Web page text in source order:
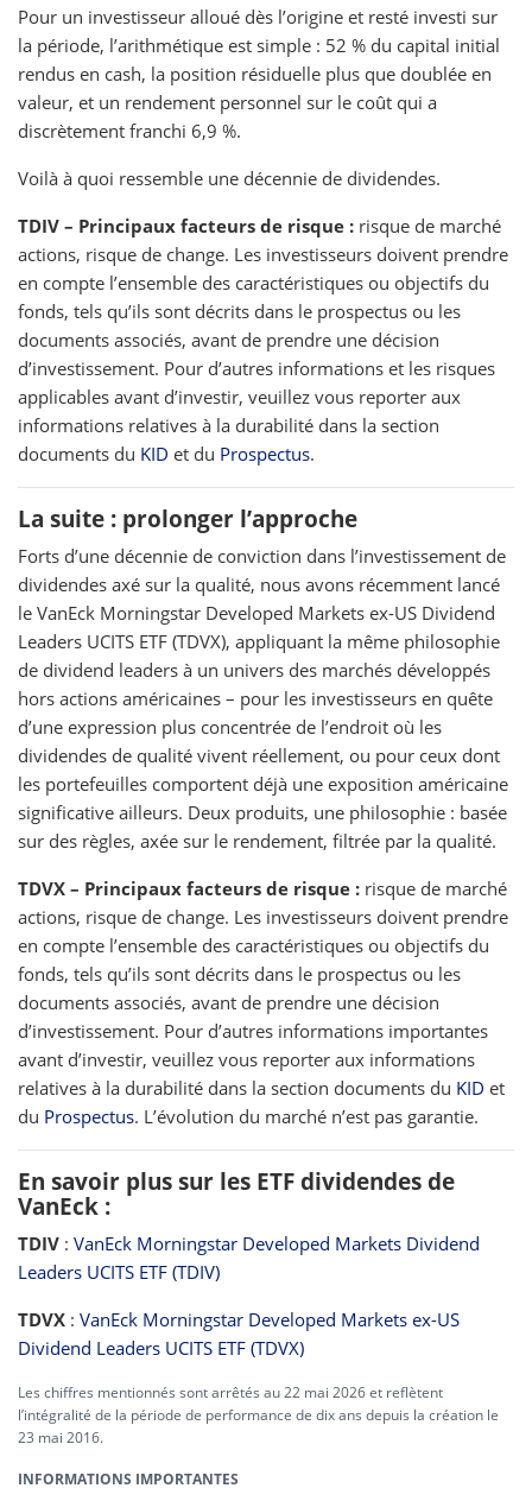
Pour un investisseur alloué dès l’origine et resté investi sur
la période, l’arithmétique est simple : 52 % du capital initial
rendus en cash, la position résiduelle plus que doublée en
valeur, et un rendement personnel sur le coût qui a
discrètement franchi 6,9 %.
Voilà à quoi ressemble une décennie de dividendes.
TDIV – Principaux facteurs de risque : risque de marché
actions, risque de change. Les investisseurs doivent prendre
en compte l’ensemble des caractéristiques ou objectifs du
fonds, tels qu’ils sont décrits dans le prospectus ou les
documents associés, avant de prendre une décision
d’investissement. Pour d’autres informations et les risques
applicables avant d’investir, veuillez vous reporter aux
informations relatives à la durabilité dans la section
documents du KID et du Prospectus.
La suite : prolonger l’approche
Forts d’une décennie de conviction dans l’investissement de
dividendes axé sur la qualité, nous avons récemment lancé
le VanEck Morningstar Developed Markets ex-US Dividend
Leaders UCITS ETF (TDVX), appliquant la même philosophie
de dividend leaders à un univers des marchés développés
hors actions américaines – pour les investisseurs en quête
d’une expression plus concentrée de l’endroit où les
dividendes de qualité vivent réellement, ou pour ceux dont
les portefeuilles comportent déjà une exposition américaine
significative ailleurs. Deux produits, une philosophie : basée
sur des règles, axée sur le rendement, filtrée par la qualité.
TDVX – Principaux facteurs de risque : risque de marché
actions, risque de change. Les investisseurs doivent prendre
en compte l’ensemble des caractéristiques ou objectifs du
fonds, tels qu’ils sont décrits dans le prospectus ou les
documents associés, avant de prendre une décision
d’investissement. Pour d’autres informations importantes
avant d’investir, veuillez vous reporter aux informations
relatives à la durabilité dans la section documents du KID et
du Prospectus. L’évolution du marché n’est pas garantie.
En savoir plus sur les ETF dividendes de
VanEck :
TDIV : VanEck Morningstar Developed Markets Dividend
Leaders UCITS ETF (TDIV)
TDVX : VanEck Morningstar Developed Markets ex-US
Dividend Leaders UCITS ETF (TDVX)
Les chiffres mentionnés sont arrêtés au 22 mai 2026 et reflètent
l’intégralité de la période de performance de dix ans depuis la création le
23 mai 2016.
INFORMATIONS IMPORTANTES